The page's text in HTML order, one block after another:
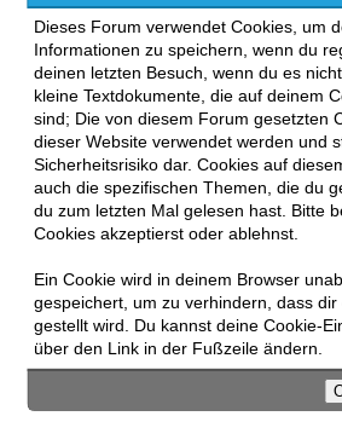
Dieses Forum verwendet Cookies, um
Informationen zu speichern, wenn du
deinen letzten Besuch, wenn du es
kleine Textdokumente, die auf deinem
sind; Die von diesem Forum gesetzten
dieser Website verwendet werden und
Sicherheitsrisiko dar. Cookies auf
auch die spezifischen Themen, die du
du zum letzten Mal gelesen hast. Bitte
Cookies akzeptierst oder ablehnst.
Ein Cookie wird in deinem Browser
gespeichert, um zu verhindern, dass
gestellt wird. Du kannst deine Cookie-
über den Link in der Fußzeile ändern.
MyBB , mobile Fassung:
Zur Desktop-Version
This forum usesLukasz Tkacz